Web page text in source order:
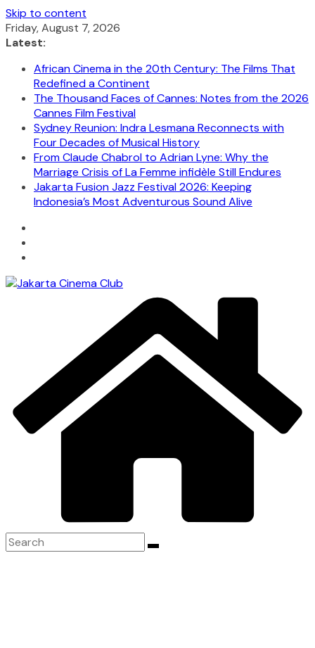
Skip to content
Friday, August 7, 2026
Latest:
African Cinema in the 20th Century: The Films That
Redefined a Continent
The Thousand Faces of Cannes: Notes from the 2026
Cannes Film Festival
Sydney Reunion: Indra Lesmana Reconnects with
Four Decades of Musical History
From Claude Chabrol to Adrian Lyne: Why the
Marriage Crisis of La Femme infidèle Still Endures
Jakarta Fusion Jazz Festival 2026: Keeping
Indonesia’s Most Adventurous Sound Alive